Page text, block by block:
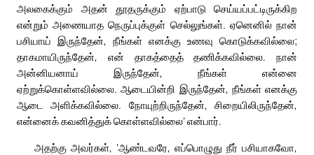
அலகைக்கும் அதன் தூதருக்கும் ஏற்பாடு செய்யப்பட்டிருக்கிற
என்றும் அணையாத நெருப்புக்குள் செல்லுங்கள். ஏனெனில் நான்
பசியாய் இருந்தேன், நீங்கள் எனக்கு உணவு கொடுக்கவில்லை;
தாகமாயிருந்தேன், என் தாகத்தைத் தணிக்கவில்லை. நான்
அன்னியனாய் இருந்தேன், நீங்கள் என்னை
ஏற்றுக்கொள்ளவில்லை. ஆடையின்றி இருந்தேன், நீங்கள் எனக்கு
ஆடை அளிக்கவில்லை. நோயுற்றிருந்தேன், சிறையிலிருந்தேன்,
என்னைக் கவனித்துக் கொள்ளவில்லை’ என்பார்.
அதற்கு அவர்கள், ‘ஆண்டவரே, எப்பொழுது நீர் பசியாகவோ,